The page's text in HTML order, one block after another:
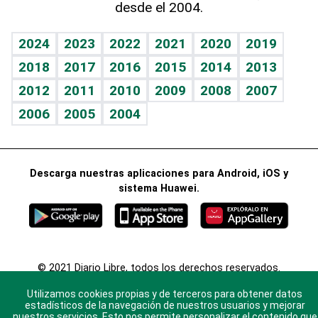
Vida y familia
Eñe
Celebrando la vida
Sin complejos
En pocas palabras
Escuchando al corazón
Economía Personal
TBT Deportivo
Guía del dinero
Horóscopos
Crucigramas
desde el 2004.
2024 2023 2022 2021 2020
2019
2018
2017 2016 2015 2014
2013
2012
2011 2010 2009 2008
2007
2006
2005 2004
Descarga nuestras aplicaciones para Android, iOS y
sistema Huawei.
© 2021 Diario Libre, todos los derechos reservados.
nosotros y conoce más sobre Diario Libre
Utilizamos cookies propias y de terceros para obtener datos
estadísticos de la navegación de nuestros usuarios y mejorar